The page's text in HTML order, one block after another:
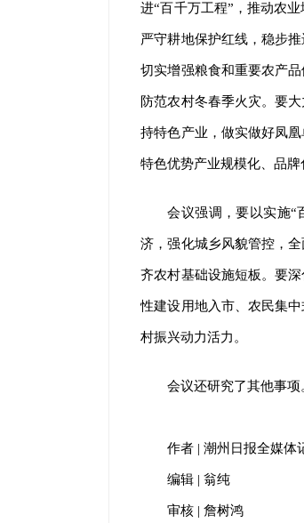
进“百千万工程”，推动农
严守耕地保护红线，稳步
切实增强粮食和重要农产
防范农村冬春季火灾。要
持特色产业，做实做好凤
特色优势产业规模化、品牌
会议强调，要以实施“
济，强化城乡风貌管控，
齐农村基础设施短板。要
性建设用地入市、农民集
村振兴动力活力。
会议还研究了其他事项
作者 | 潮州日报全媒体
编辑 | 翁纯
审核 | 詹树鸿